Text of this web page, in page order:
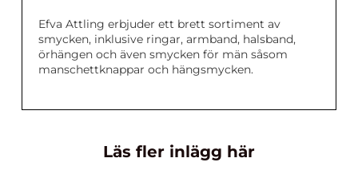
Efva Attling erbjuder ett brett sortiment av
smycken, inklusive ringar, armband, halsband,
örhängen och även smycken för män såsom
manschettknappar och hängsmycken.
Läs fler inlägg här